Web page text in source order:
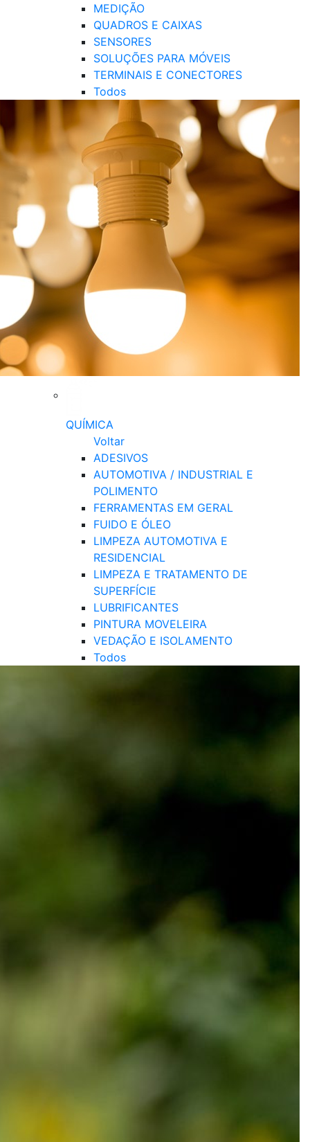
MEDIÇÃO
QUADROS E CAIXAS
SENSORES
SOLUÇÕES PARA MÓVEIS
TERMINAIS E CONECTORES
Todos
QUÍMICA
Voltar
ADESIVOS
AUTOMOTIVA / INDUSTRIAL E
POLIMENTO
FERRAMENTAS EM GERAL
FUIDO E ÓLEO
LIMPEZA AUTOMOTIVA E
RESIDENCIAL
LIMPEZA E TRATAMENTO DE
SUPERFÍCIE
LUBRIFICANTES
PINTURA MOVELEIRA
VEDAÇÃO E ISOLAMENTO
Todos